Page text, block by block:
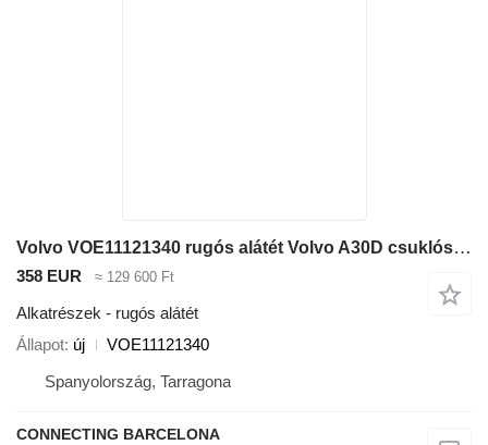
Volvo VOE11121340 rugós alátét Volvo A30D csuklós dömper-hoz
358 EUR ≈ 129 600 Ft
Alkatrészek - rugós alátét
Állapot új
VOE11121340
Spanyolország, Tarragona
CONNECTING BARCELONA